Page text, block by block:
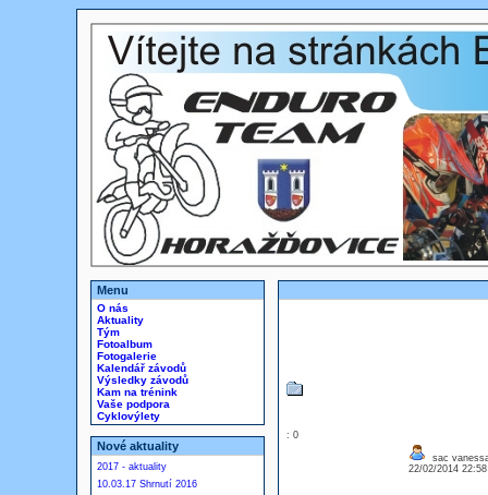
Menu
O nás
Aktuality
Tým
Fotoalbum
Fotogalerie
Kalendář závodů
Výsledky závodů
Kam na trénink
Vaše podpora
Cyklovýlety
Nové aktuality
2017 - aktuality
10.03.17 Shrnutí 2016
: 0
sac
22/02/2014